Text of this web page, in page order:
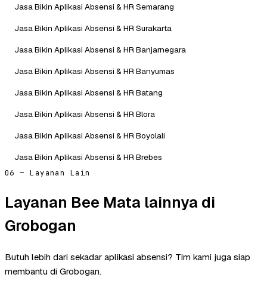
Jasa Bikin Aplikasi Absensi & HR Semarang
Jasa Bikin Aplikasi Absensi & HR Surakarta
Jasa Bikin Aplikasi Absensi & HR Banjarnegara
Jasa Bikin Aplikasi Absensi & HR Banyumas
Jasa Bikin Aplikasi Absensi & HR Batang
Jasa Bikin Aplikasi Absensi & HR Blora
Jasa Bikin Aplikasi Absensi & HR Boyolali
Jasa Bikin Aplikasi Absensi & HR Brebes
06 — Layanan Lain
Layanan Bee Mata lainnya di
Grobogan
Butuh lebih dari sekadar aplikasi absensi? Tim kami juga siap
membantu di Grobogan.